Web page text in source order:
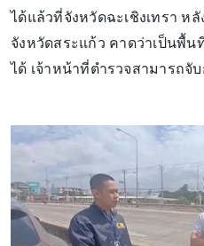
ได้แล้วที่จังหวัดฉะเชิงเทรา ห
จังหวัดสระแก้ว คาดว่าเป็นพื้
ได้ เจ้าหน้าที่ตำรวจสามารถจั